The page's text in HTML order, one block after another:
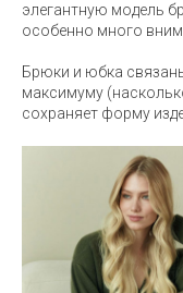
элегантную модель
особенно много
Брюки и юбка
максимуму
сохраняет форму